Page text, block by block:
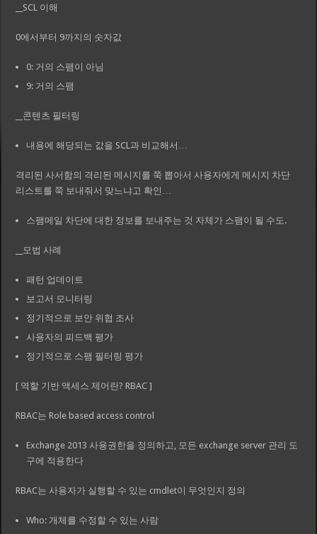
__SCL 이해
0에서부터 9까지의 숫자값
0: 거의 스팸이 아님
9: 거의 스팸
__콘텐츠 필터링
내용에 해당되는 값을 SCL과 비교해서…
격리된 사서함의 격리된 메시지를 쭉 뽑아서 사용자에게 메시지 차단
리스트를 쭉 보내줘서 맞느냐고 확인…
스팸메일 차단에 대한 정보를 보내주는 것 자체가 스팸이 될 수도.
__모법 사례
패턴 업데이트
보고서 모니터링
정기적으로 보안 위협 조사
사용자의 피드백 평가
정기적으로 스팸 필터링 평가
[ 역할 기반 액세스 제어란? RBAC ]
RBAC는 Role based access control
Exchange 2013 사용권한을 정의하고, 모든 exchange server 관리 도
구에 적용한다
RBAC는 사용자가 실행할 수 있는 cmdlet이 무엇인지 정의
Who: 개체를 수정할 수 있는 사람